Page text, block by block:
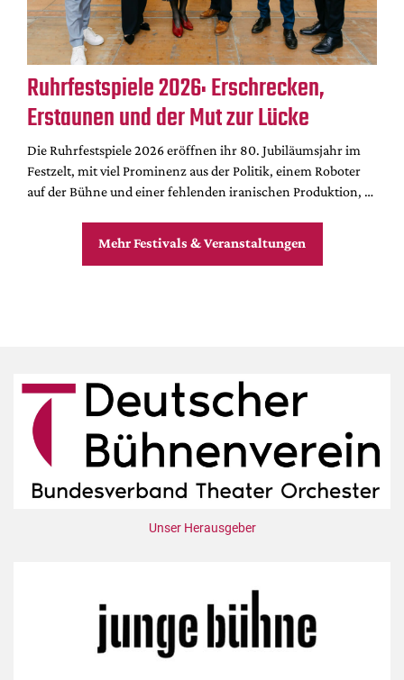
Ruhrfestspiele 2026: Erschrecken,
Erstaunen und der Mut zur Lücke
Die Ruhrfestspiele 2026 eröffnen ihr 80. Jubiläumsjahr im
Festzelt, mit viel Prominenz aus der Politik, einem Roboter
auf der Bühne und einer fehlenden iranischen Produktion, …
Mehr Festivals & Veranstaltungen
Unser Herausgeber